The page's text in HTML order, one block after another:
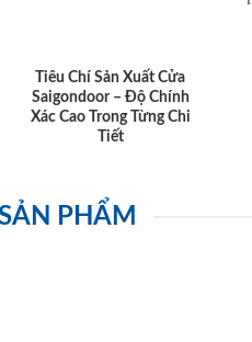
Tiêu Chí Sản Xuất Cửa
Saigondoor – Độ Chính
Xác Cao Trong Từng Chi
Tiết
PHẨM